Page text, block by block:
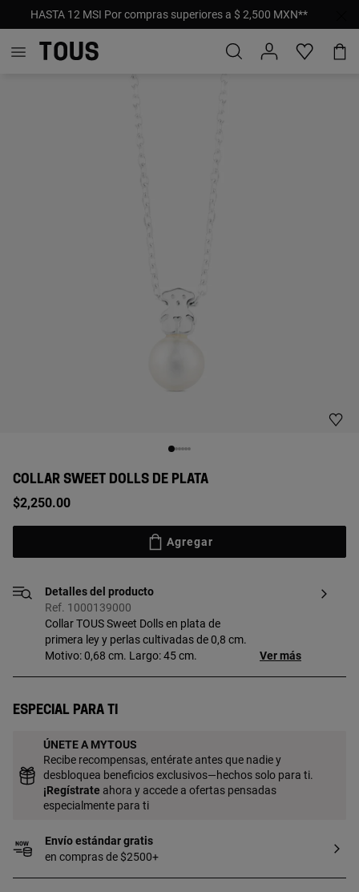
HASTA 12 MSI Por compras superiores a $ 2,500 MXN**
COLLAR SWEET DOLLS DE PLATA
$2,250.00
Agregar
Detalles del producto
Ref. 1000139000
Collar TOUS Sweet Dolls en plata de
primera ley y perlas cultivadas de 0,8 cm.
Motivo: 0,68 cm. Largo: 45 cm.
Ver más
Especial para ti
ÚNETE A MYTOUS
Recibe recompensas, entérate antes que nadie y
desbloquea beneficios exclusivos—hechos solo para ti.
¡Regístrate ahora y accede a ofertas pensadas
especialmente para ti
Envío estándar gratis
en compras de $2500+